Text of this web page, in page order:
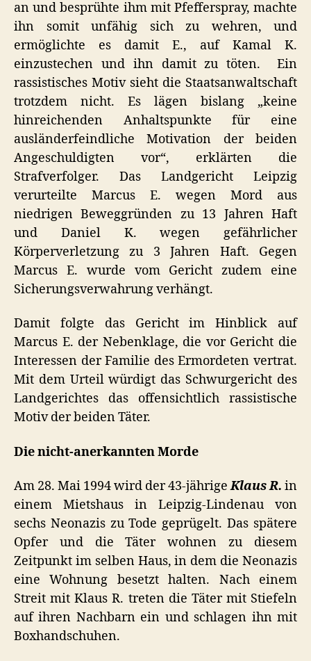
an und besprühte ihm mit Pfefferspray, machte
ihn somit unfähig sich zu wehren, und
ermöglichte es damit E., auf Kamal K.
einzustechen und ihn damit zu töten. Ein
rassistisches Motiv sieht die Staatsanwaltschaft
trotzdem nicht. Es lägen bislang „keine
hinreichenden Anhaltspunkte für eine
ausländerfeindliche Motivation der beiden
Angeschuldigten vor“, erklärten die
Strafverfolger. Das Landgericht Leipzig
verurteilte Marcus E. wegen Mord aus
niedrigen Beweggründen zu 13 Jahren Haft
und Daniel K. wegen gefährlicher
Körperverletzung zu 3 Jahren Haft. Gegen
Marcus E. wurde vom Gericht zudem eine
Sicherungsverwahrung verhängt.
Damit folgte das Gericht im Hinblick auf
Marcus E. der Nebenklage, die vor Gericht die
Interessen der Familie des Ermordeten vertrat.
Mit dem Urteil würdigt das Schwurgericht des
Landgerichtes das offensichtlich rassistische
Motiv der beiden Täter.
Die nicht-anerkannten Morde
Am 28. Mai 1994 wird der 43-jährigeKlaus R. in
einem Mietshaus in Leipzig-Lindenau von
sechs Neonazis zu Tode geprügelt. Das spätere
Opfer und die Täter wohnen zu diesem
Zeitpunkt im selben Haus, in dem die Neonazis
eine Wohnung besetzt halten. Nach einem
Streit mit Klaus R. treten die Täter mit Stiefeln
auf ihren Nachbarn ein und schlagen ihn mit
Boxhandschuhen.